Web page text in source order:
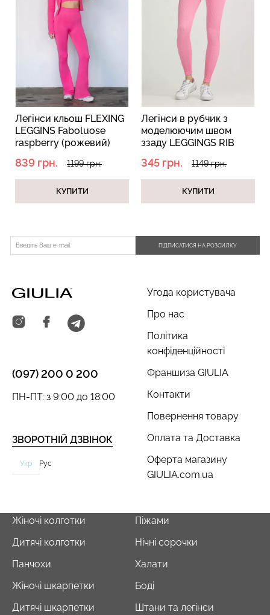
Легінси в рубчик з
моделюючим швом
ззаду LEGGINGS RIB
345 грн. 1149 грн.
КУПИТИ
Легінси безшовні
FLEXING LEGGINGS
domsor (рожевий)
629 грн. 899 грн.
КУПИТИ
ПІДПИСАТИСЯ НА РОЗСИЛКУ
Угода користувача
Про нас
Політика
конфіденційності
Франшиза GIULIA
Контакти
Повернення товару
Оплата та Доставка
Оферта магазину
GIULIA.com.ua
(097) 200 0 200
ЗВОРОТНІЙ ДЗВІНОК
ПН-ПТ: з 9:00 до 18:00
Укр Рус
Жіночі колготки
Дитячі колготки
Панчохи
Жіночі шкарпетки
Дитячі шкарпетки
Піжами
Нічні сорочки
Халати
Боді
Штани та легінси